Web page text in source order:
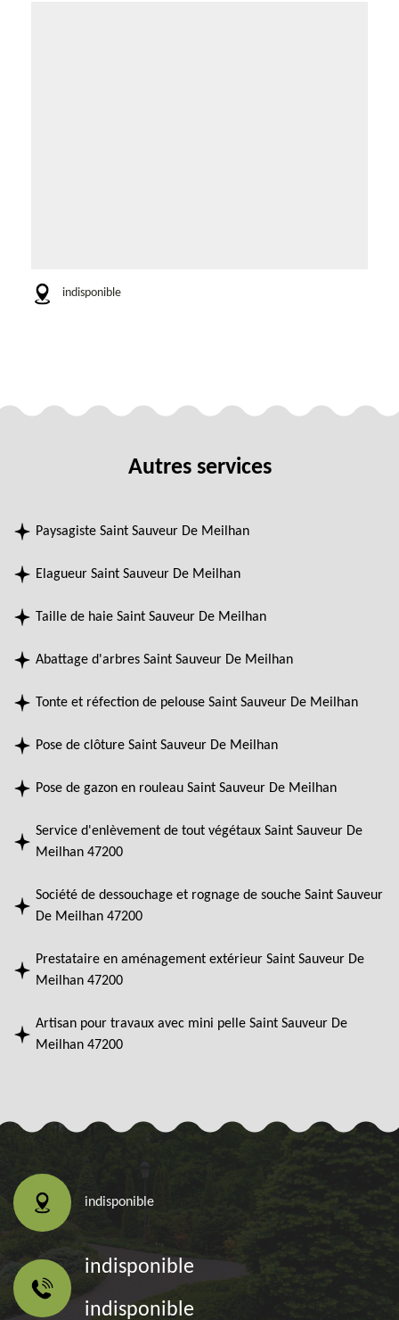
indisponible
Autres services
Paysagiste Saint Sauveur De Meilhan
Elagueur Saint Sauveur De Meilhan
Taille de haie Saint Sauveur De Meilhan
Abattage d'arbres Saint Sauveur De Meilhan
Tonte et réfection de pelouse Saint Sauveur De Meilhan
Pose de clôture Saint Sauveur De Meilhan
Pose de gazon en rouleau Saint Sauveur De Meilhan
Service d'enlèvement de tout végétaux Saint Sauveur De
Meilhan 47200
Société de dessouchage et rognage de souche Saint Sauveur
De Meilhan 47200
Prestataire en aménagement extérieur Saint Sauveur De
Meilhan 47200
Artisan pour travaux avec mini pelle Saint Sauveur De
Meilhan 47200
indisponible
indisponible
indisponible